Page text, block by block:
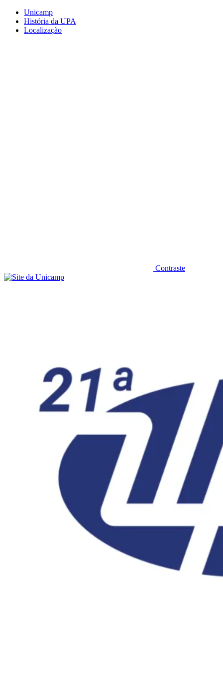
Conteúdo principal
Unicamp
História da UPA
Localização
Contraste